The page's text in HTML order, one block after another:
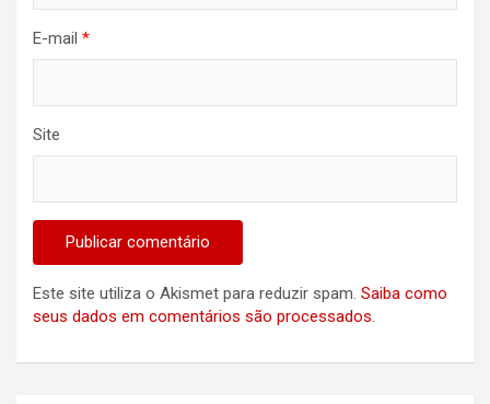
E-mail *
Site
Este site utiliza o Akismet para reduzir spam. Saiba como
seus dados em comentários são processados.